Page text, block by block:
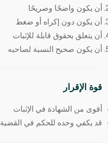
أن يكون واضحًا وصريحًا
أن يكون دون إكراه أو ضغط
أن يتعلق بحقوق قابلة للإثبات
أن يكون صحيح النسبة لصاحبه
قوة الإقرار
أقوى من الشهادة في الإثبات
قد يكفي وحده للحكم في القضية